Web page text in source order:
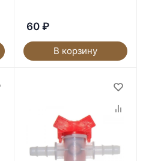
60 ₽
В корзину